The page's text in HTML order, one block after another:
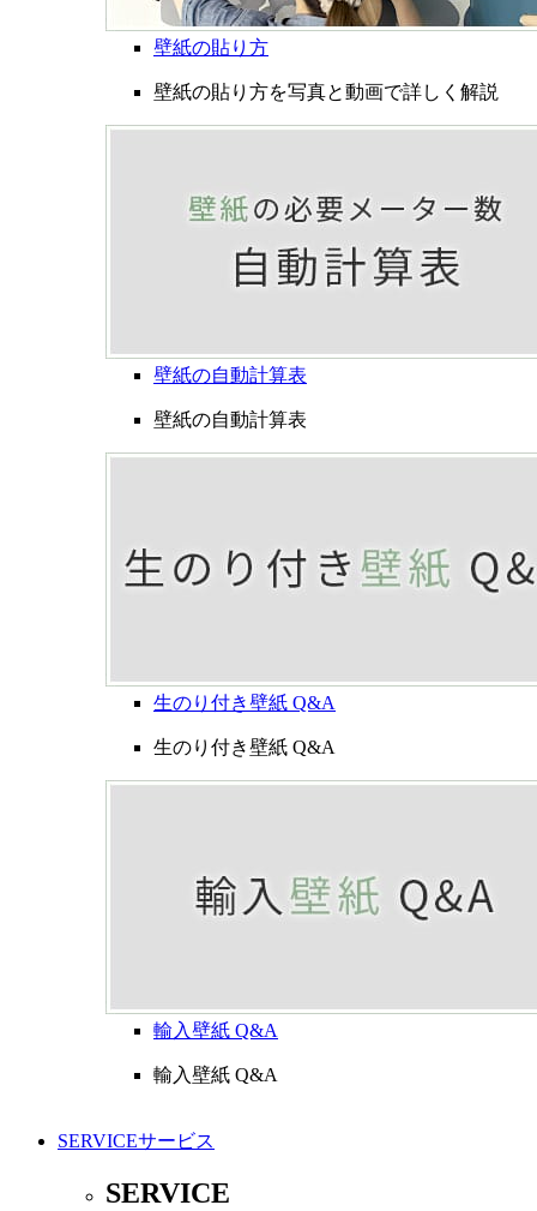
壁紙の貼り方
壁紙の貼り方を写真と動画で詳しく解説
壁紙の自動計算表
壁紙の自動計算表
生のり付き壁紙 Q&A
生のり付き壁紙 Q&A
輸入壁紙 Q&A
輸入壁紙 Q&A
SERVICEサービス
SERVICE